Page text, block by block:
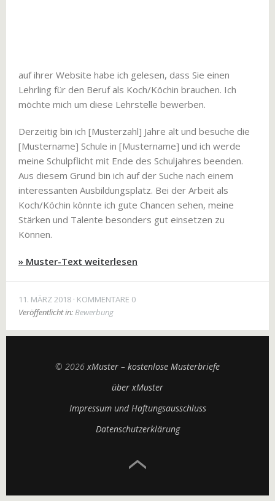
auf ihrer Website habe ich gelesen, dass Sie einen
Lehrling für den Beruf als Koch/Köchin brauchen. Ich
möchte mich um diese Lehrstelle bewerben.
Derzeitig bin ich [Musterzahl] Jahre alt und besuche die
[Mustername] Schule in [Mustername] und ich werde
meine Schulpflicht mit Ende des Schuljahres beenden.
Aus diesem Grund bin ich auf der Suche nach einem
interessanten Ausbildungsplatz. Bei der Arbeit als
Koch/Köchin könnte ich gute Chancen sehen, meine
Stärken und Talente besonders gut einsetzen zu
Können.
» Muster-Text weiterlesen
11. MÄRZ 2018 KOMMENTARE 0
Veröffentlicht in:Bewerbung
© 2026xMuster – kostenlose Musterbriefe
über xMuster
Impressum und Haftungsausschluss
Datenschutzerklärung